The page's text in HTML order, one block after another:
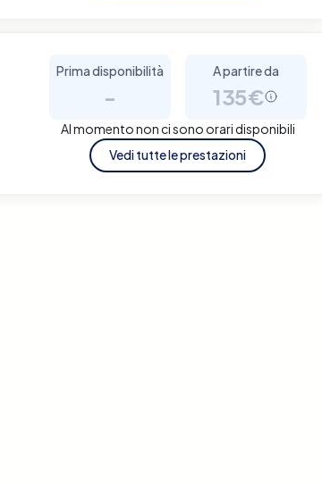
Prima disponibilità
-
A partire da
135€
Al momento non ci sono orari disponibili
Vedi tutte le prestazioni